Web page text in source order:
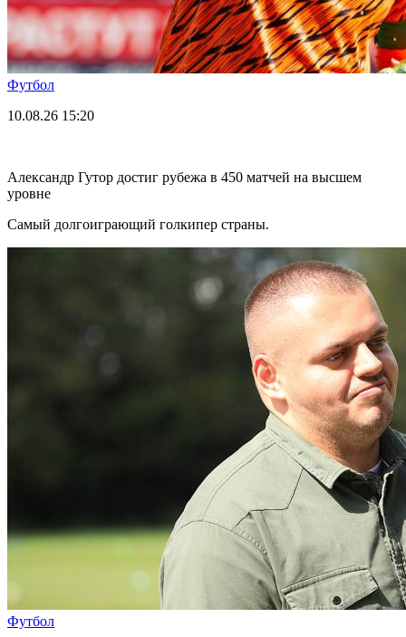
Футбол
10.08.26 15:20
Александр Гутор достиг рубежа в 450 матчей на высшем
уровне
Самый долгоиграющий голкипер страны.
Футбол